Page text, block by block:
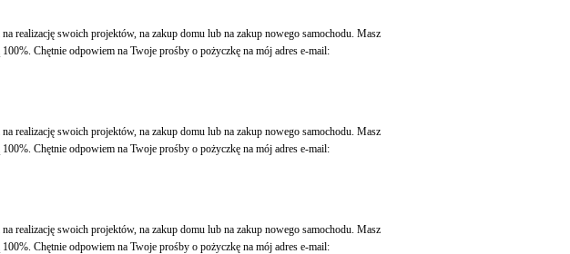
realizację swoich projektów, na zakup domu lub na zakup nowego samochodu. Masz
Chętnie odpowiem na Twoje prośby o pożyczkę na mój adres e-mail:
realizację swoich projektów, na zakup domu lub na zakup nowego samochodu. Masz
Chętnie odpowiem na Twoje prośby o pożyczkę na mój adres e-mail:
realizację swoich projektów, na zakup domu lub na zakup nowego samochodu. Masz
Chętnie odpowiem na Twoje prośby o pożyczkę na mój adres e-mail: